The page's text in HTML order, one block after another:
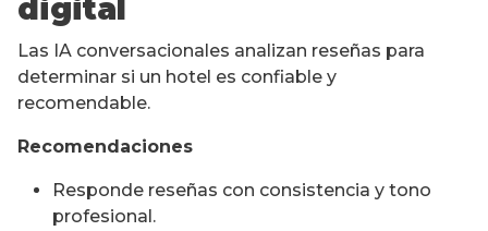
digital
Las IA conversacionales analizan reseñas para
determinar si un hotel es confiable y
recomendable.
Recomendaciones
Responde reseñas con consistencia y tono
profesional.